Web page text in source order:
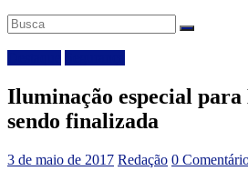
Iluminação especial
sendo finalizada
3 de maio de 2017 Redação 0